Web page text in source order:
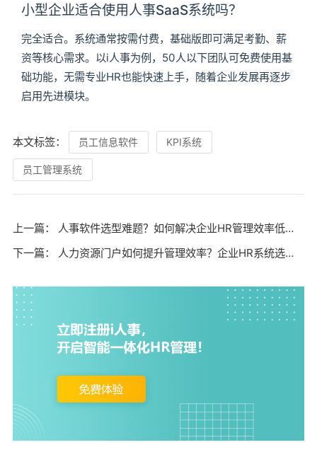
小型企业适合使用人事SaaS系统吗？
完全适合。系统通常按需付费，基础版即可满足考勤、薪
资等核心需求。以i人事为例，50人以下团队可免费使用基
础功能，无需专业HR也能快速上手，随着企业发展再逐步
启用先进模块。
本文标签： 员工信息软件 KPI系统
员工管理系统
上一篇：
人事软件选型难题？如何解决企业HR管理效率低下的痛点？
下一篇：
人力资源门户如何提升管理效率？企业HR系统选型要注意哪些关键点？